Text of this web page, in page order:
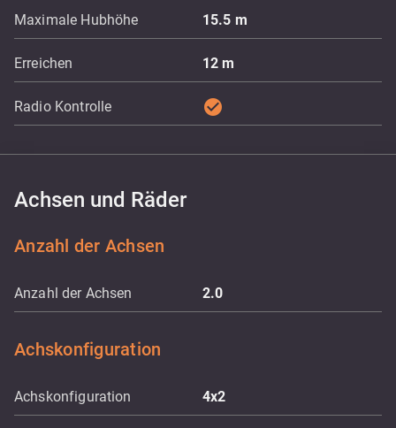
Maximale Hubhöhe 15.5 m
Erreichen 12m
Radio Kontrolle check_circle
Achsen und Räder
Anzahl der Achsen
Anzahl der Achsen 2.0
Achskonfiguration
Achskonfiguration 4x2